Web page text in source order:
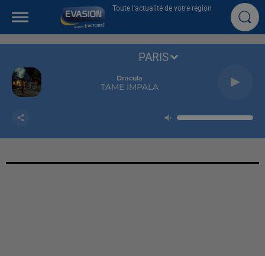
Toute l'actualité de votre région
Dracula
TAME IMPALA
PARIS